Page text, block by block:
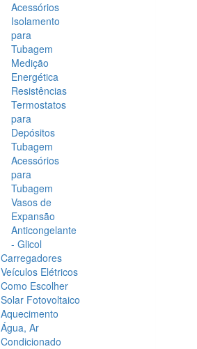
Acessórios
Isolamento
para
Tubagem
Medição
Energética
Resistências
Termostatos
para
Depósitos
Tubagem
Acessórios
para
Tubagem
Vasos de
Expansão
Anticongelante
- Glicol
Carregadores
Veículos Elétricos
Como Escolher
Solar Fotovoltaico
Aquecimento
Água, Ar
Condicionado